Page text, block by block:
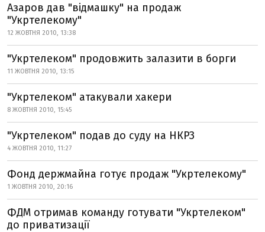
Азаров дав "відмашку" на продаж
"Укртелекому"
12 ЖОВТНЯ 2010, 13:38
"Укртелеком" продовжить залазити в борги
11 ЖОВТНЯ 2010, 13:15
"Укртелеком" атакували хакери
8 ЖОВТНЯ 2010, 15:45
"Укртелеком" подав до суду на НКРЗ
4 ЖОВТНЯ 2010, 11:27
Фонд держмайна готує продаж "Укртелекому"
1 ЖОВТНЯ 2010, 20:16
ФДМ отримав команду готувати "Укртелеком"
до приватизації